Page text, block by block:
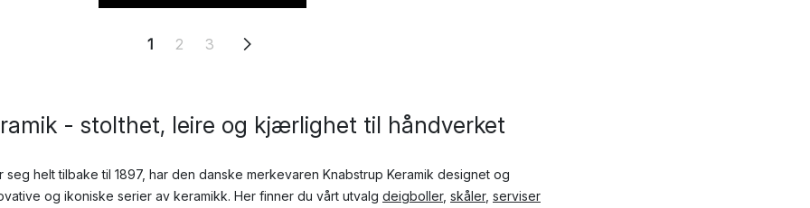
1 2 3
- stolthet, leire og kjærlighet til håndverket
helt tilbake til 1897, har den danske merkevaren Knabstrup Keramik designet og
og ikoniske serier av keramikk. Her finner du vårt utvalg deigboller, skåler, serviser